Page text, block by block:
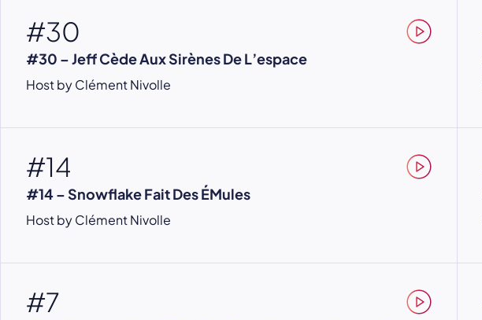
#30
#30 – Jeff Cède Aux Sirènes De L’espace
Host by Clément Nivolle
#14
#14 – Snowflake Fait Des ÉMules
Host by Clément Nivolle
#7